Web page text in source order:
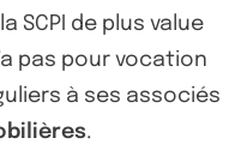
SCPI de plus value
pas pour vocation
à ses associés
.